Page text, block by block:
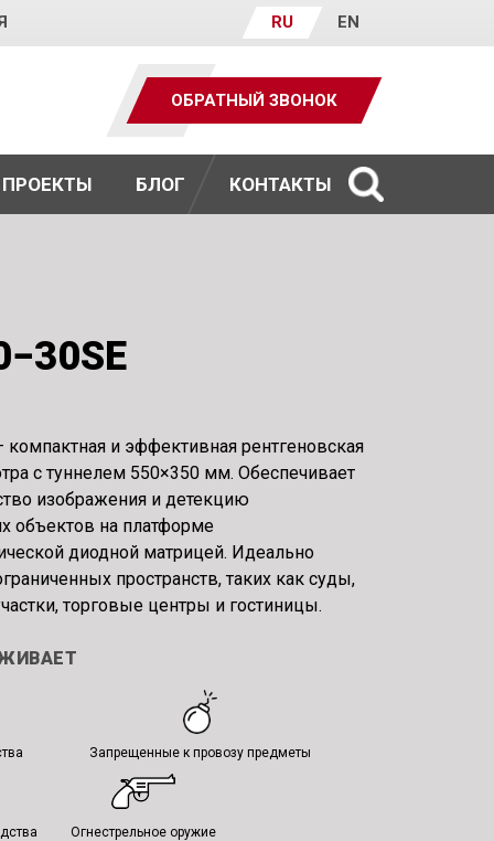
RU EN
ОБРАТНЫЙ ЗВОНОК
ПРОЕКТЫ БЛОГ КОНТАКТЫ
компактная и эффективная рентгеновская
с туннелем 550×350 мм. Обеспечивает
изображения и детекцию
объектов на платформе
диодной матрицей. Идеально
пространств, таких как суды,
торговые центры и гостиницы.
Запрещенные к провозу предметы
Огнестрельное оружие